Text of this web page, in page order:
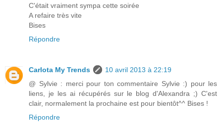
C'était vraiment sympa cette soirée
A refaire très vite
Bises
Répondre
Carlota My Trends
10 avril 2013 à 22:19
@ Sylvie : merci pour ton commentaire Sylvie :) pour les
liens, je les ai récupérés sur le blog d'Alexandra ;) C'est
clair, normalement la prochaine est pour bientôt^^ Bises !
Répondre